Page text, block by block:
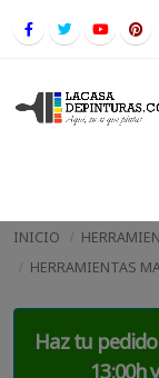
INICIO
HERRAMIENTAS
Haz tu
13:00h